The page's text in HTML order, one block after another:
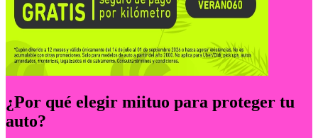
¿Por qué elegir miituo para proteger tu
auto?